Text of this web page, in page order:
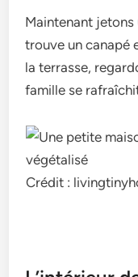
Maintenant jetons
trouve un canapé
la terrasse,
famille se
Crédit :